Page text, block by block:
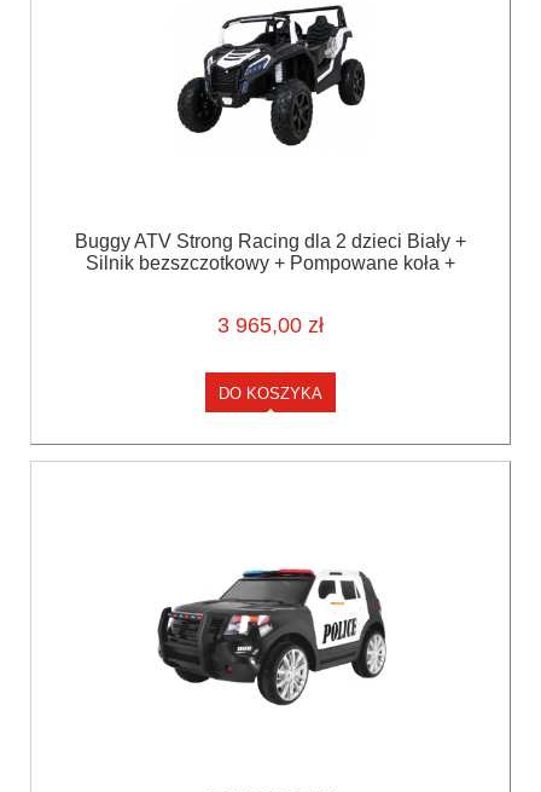
Buggy ATV Strong Racing dla 2 dzieci Biały +
Silnik bezszczotkowy + Pompowane koła +
3 965,00 zł
DO KOSZYKA